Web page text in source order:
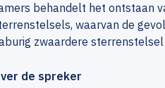
behandelt het ontstaan
waarvan de
zwaardere
de spreker